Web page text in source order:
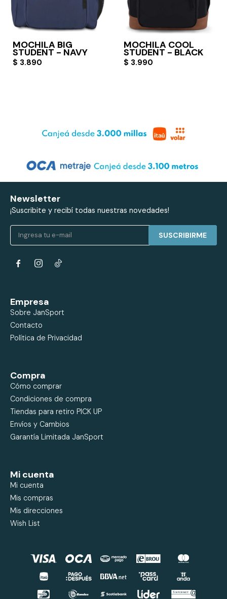
MOCHILA BIG
STUDENT - NAVY
$ 3.890
MOCHILA COOL
STUDENT - BLACK
$ 3.990
Newsletter
¡Suscribite y recibí todas nuestras novedades!
SUSCRIBIRME
 
Empresa
Sobre JanSport
Contacto
Política de Privacidad
Compra
Cómo comprar
Condiciones de compra
Tiendas para retiro PICK UP
Envíos y Cambios
Garantía Limitada JanSport
Mi cuenta
Mi cuenta
Mis compras
Mis direcciones
Wish List